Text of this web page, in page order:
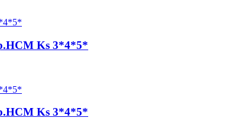
Ks 3*4*5*
Ks 3*4*5*